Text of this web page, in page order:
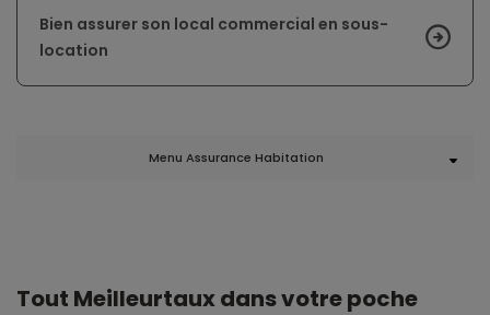
Bien assurer son local commercial en sous-
location
Menu Assurance Habitation
Tout Meilleurtaux dans votre poche